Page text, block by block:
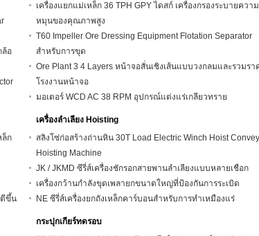
ล้อ
เครื่องแยกแม่เหล็ก 36 TPH GPY ไดสก์ เครื่องกรองระบายควา
หมุนของคุณภาพสูง
T60 Impeller Ore Dressing Equipment Flotation Separator
สำหรับการขุด
Ore Plant 3 4 Layers หน้าจอสั่นเชิงเส้นแบบวงกลมและรวมรา
โรงงานหน้าจอ
มอเตอร์ WCD AC 38 RPM อุปกรณ์แต่งแร่เกลียวทราย
ล็ก
ตีขึ้น
เครื่องลำเลียง Hoisting
สลิงโซ่ก่อสร้างถ่านหิน 30T Load Electric Winch Hoist
Hoisting Machine
JK / JKMD ซีรี่ส์เครื่องชักรอกสายพานลำเลียงแบบหลายเชือก
เครื่องกว้านกำลังขุดเพลายกขนาดใหญ่ที่ป้องกันการระเบิด
NE ซีรี่ส์เครื่องยกถังเหล็กคาร์บอนสำหรับการทำเหมืองแร่
กระปุกเกียร์ทดรอบ